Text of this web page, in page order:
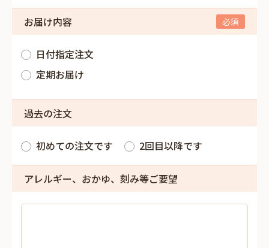
お届け内容
日付指定注文
定期お届け
過去の注文
初めての注文です 2回目以降です
アレルギー、おかゆ、刻み等ご要望